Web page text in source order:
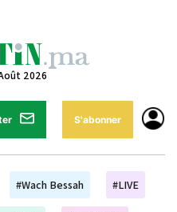
2026
S'abonner
#Wach Bessah #LIVE